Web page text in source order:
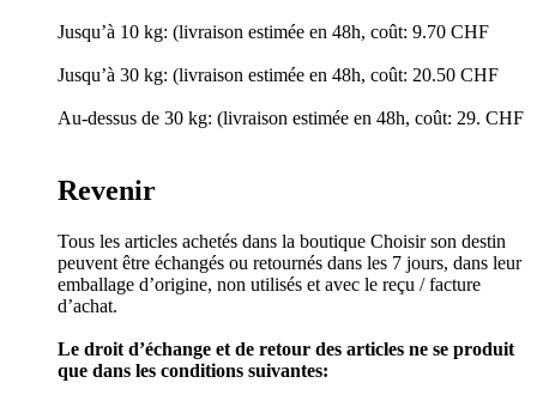
Jusqu’à 10 kg: (livraison estimée en 48h, coût: 9.70 CHF
Jusqu’à 30 kg: (livraison estimée en 48h, coût: 20.50 CHF
Au-dessus de 30 kg: (livraison estimée en 48h, coût: 29. CHF
Revenir
Tous les articles achetés dans la boutique Choisir son destin
peuvent être échangés ou retournés dans les 7 jours, dans leur
emballage d’origine, non utilisés et avec le reçu / facture
d’achat.
Le droit d’échange et de retour des articles ne se produit
que dans les conditions suivantes: